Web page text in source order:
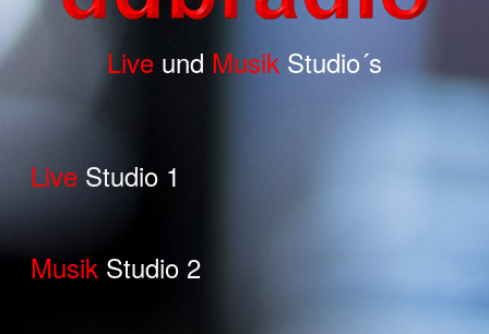
Live und Musik Studio´s
Live Studio 1
Musik Studio 2